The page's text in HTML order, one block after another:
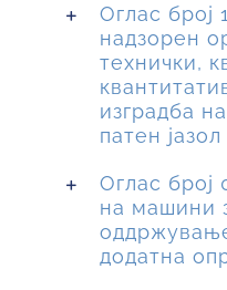
Оглас број
надзорен
технички,
изградба
патен
Оглас број
на машини
додатна